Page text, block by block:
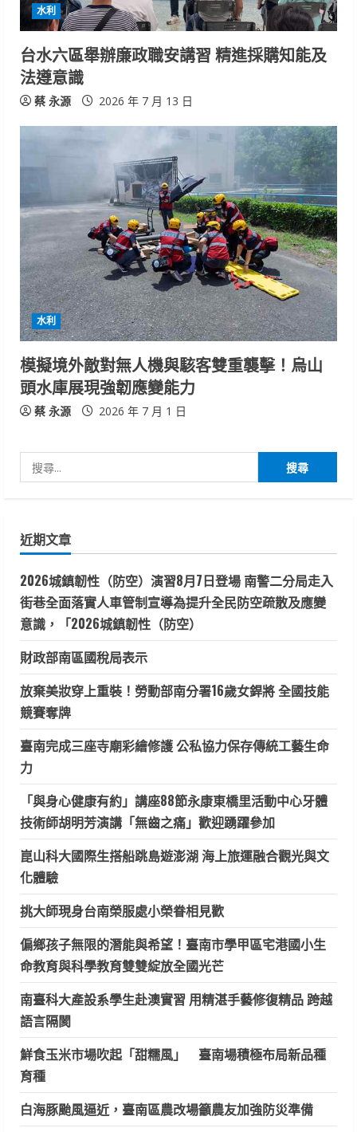
水利
台水六區舉辦廉政職安講習 精進採購知能及
法遵意識
蔡 永源 2026 年 7 月 13 日
水利
模擬境外敵對無人機與駭客雙重襲擊！烏山
頭水庫展現強韌應變能力
蔡 永源 2026 年 7 月 1 日
尋
字:
近期文章
2026城鎮韌性（防空）演習8月7日登場 南警二分局走入
街巷全面落實人車管制宣導為提升全民防空疏散及應變
意識，「2026城鎮韌性（防空）
財政部南區國稅局表示
放棄美妝穿上重裝！勞動部南分署16歲女銲將 全國技能
競賽奪牌
臺南完成三座寺廟彩繪修護 公私協力保存傳統工藝生命
力
「與身心健康有約」講座88節永康東橋里活動中心牙體
技術師胡明芳演講「無齒之痛」歡迎踴躍參加
崑山科大國際生搭船跳島遊澎湖 海上旅運融合觀光與文
化體驗
挑大師現身台南榮服處小榮眷相見歡
偏鄉孩子無限的潛能與希望！臺南市學甲區宅港國小生
命教育與科學教育雙雙綻放全國光芒
南臺科大產設系學生赴澳實習 用精湛手藝修復精品 跨越
語言隔閡
鮮食玉米市場吹起「甜糯風」 臺南場積極布局新品種
育種
白海豚颱風逼近，臺南區農改場籲農友加強防災準備